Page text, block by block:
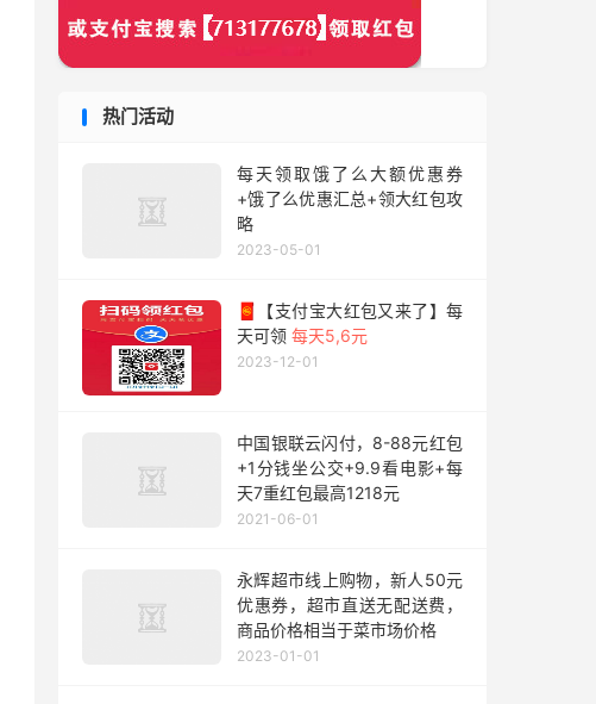
热门活动
每天领取饿了么大额优惠券
+饿了么优惠汇总+领大红包攻
略
2023-05-01
🧧【支付宝大红包又来了】每
天可领 每天5,6元
2023-12-01
中国银联云闪付，8-88元红包
+1分钱坐公交+9.9看电影+每
天7重红包最高1218元
2021-06-01
永辉超市线上购物，新人50元
优惠券，超市直送无配送费，
商品价格相当于菜市场价格
2023-01-01